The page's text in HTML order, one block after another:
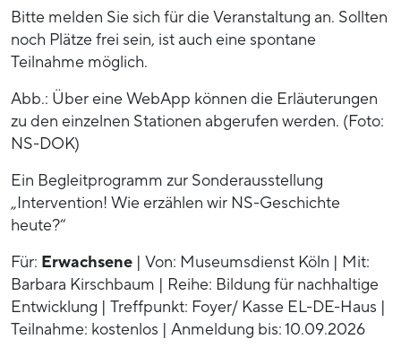
Bitte melden Sie sich für die Veranstaltung an. Sollten
noch Plätze frei sein, ist auch eine spontane
Teilnahme möglich.
Abb.: Über eine WebApp können die Erläuterungen
zu den einzelnen Stationen abgerufen werden. (Foto:
NS-DOK)
Ein Begleitprogramm zur Sonderausstellung
„Intervention! Wie erzählen wir NS-Geschichte
heute?“
Für: Erwachsene | Von: Museumsdienst Köln | Mit:
Barbara Kirschbaum | Reihe: Bildung für nachhaltige
Entwicklung | Treffpunkt: Foyer/ Kasse EL-DE-Haus |
Teilnahme: kostenlos | Anmeldung bis: 10.09.2026